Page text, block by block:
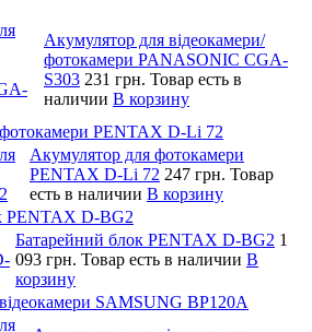
Акумулятор для відеокамери/
фотокамери PANASONIC CGA-
S303 231 грн. Товар есть в
наличии В корзину
PENTAX D-Li 72
Акумулятор для фотокамери
PENTAX D-Li 72 247 грн. Товар
есть в наличии В корзину
PENTAX D-BG2
Батарейний блок PENTAX D-BG2 1
093 грн. Товар есть в наличии В
корзину
SAMSUNG BP120A